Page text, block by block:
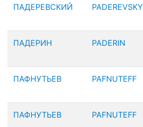
ПАДЕРЕВСКИЙ PADEREVSKY
ПАДЕРИН PADERIN
ПАФНУТЬЕВ PAFNUTEFF
ПАФНУТЬЕВ PAFNUTEFF